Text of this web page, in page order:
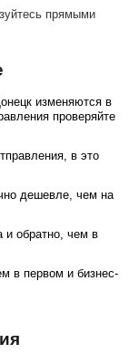
прямыми
изменяются в
проверяйте
в это
дешевле, чем на
и обратно, чем в
в первом и бизнес-